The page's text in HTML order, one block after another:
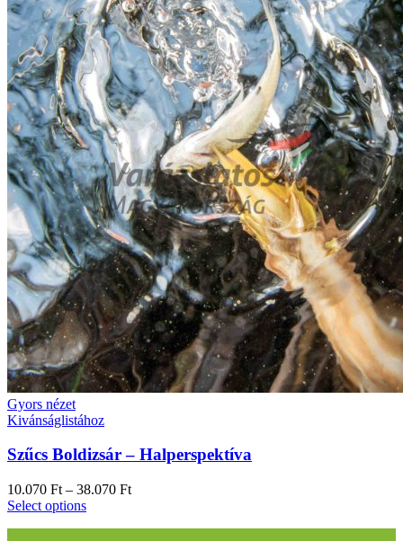
Gyors nézet
Kivánságlistához
Szűcs Boldizsár – Halperspektíva
10.070 Ft – 38.070 Ft
Select options